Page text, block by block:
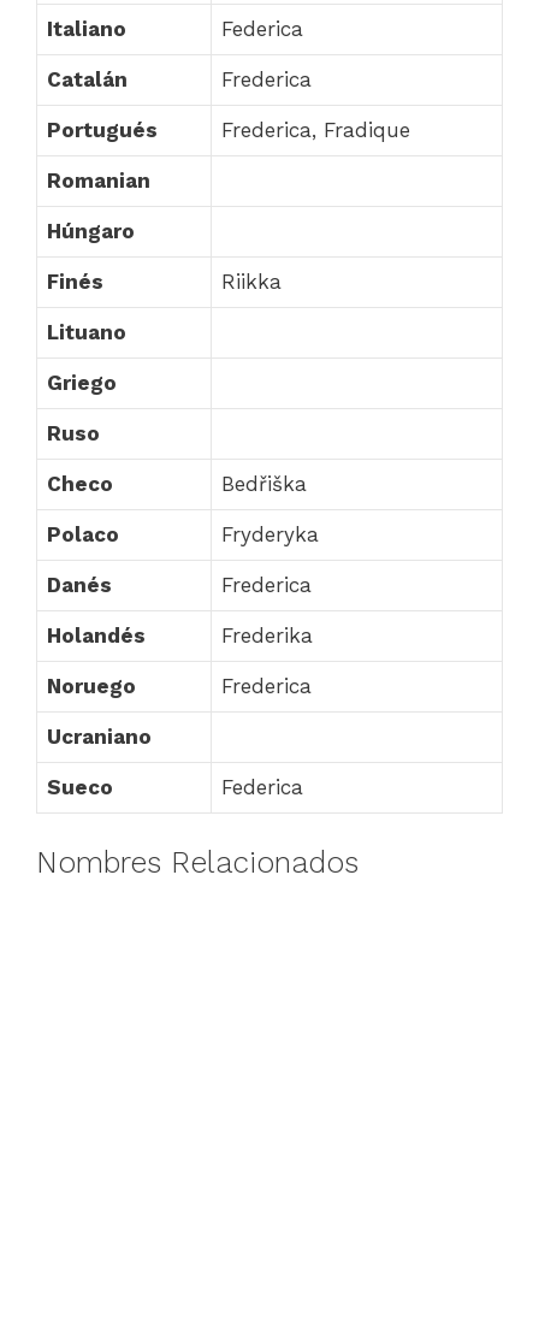
Italiano Federica
Catalán Frederica
Portugués Frederica, Fradique
Romanian
Húngaro
Finés Riikka
Lituano
Griego
Ruso
Checo Bedřiška
Polaco Fryderyka
Danés Frederica
Holandés Frederika
Noruego Frederica
Ucraniano
Sueco Federica
Nombres Relacionados